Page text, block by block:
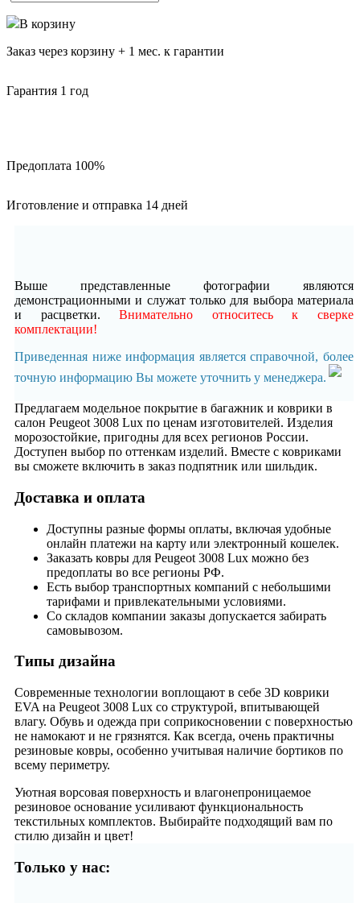
В корзину
Заказ через корзину + 1 мес. к гарантии
Гарантия 1 год
Предоплата 100%
Иготовление и отправка 14 дней
Выше представленные фотографии являются
демонстрационными и служат только для выбора материала
и расцветки.Внимательно относитесь к сверке
комплектации!
Приведенная ниже информация является справочной, более
точную информацию Вы можете уточнить у менеджера.
Предлагаем модельное покрытие в багажник и коврики в
салон Peugeot 3008 Lux по ценам изготовителей. Изделия
морозостойкие, пригодны для всех регионов России.
Доступен выбор по оттенкам изделий. Вместе с ковриками
вы сможете включить в заказ подпятник или шильдик.
Доставка и оплата
Доступны разные формы оплаты, включая удобные
онлайн платежи на карту или электронный кошелек.
Заказать ковры для Peugeot 3008 Lux можно без
предоплаты во все регионы РФ.
Есть выбор транспортных компаний с небольшими
тарифами и привлекательными условиями.
Со складов компании заказы допускается забирать
самовывозом.
Типы дизайна
Современные технологии воплощают в себе 3D коврики
EVA на Peugeot 3008 Lux со структурой, впитывающей
влагу. Обувь и одежда при соприкосновении с поверхностью
не намокают и не грязнятся. Как всегда, очень практичны
резиновые ковры, особенно учитывая наличие бортиков по
всему периметру.
Уютная ворсовая поверхность и влагонепроницаемое
резиновое основание усиливают функциональность
текстильных комплектов. Выбирайте подходящий вам по
стилю дизайн и цвет!
Только у нас: